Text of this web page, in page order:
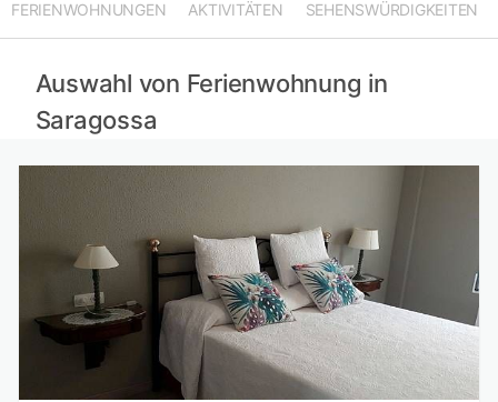
Ferienwohnungen in Lleida mieten
Ferienwohnungen in Hautes-Pyrénées mieten
FERIENWOHNUNGEN AKTIVITÄTEN SEHENSWÜRDIGKEITEN
Auswahl von Ferienwohnung in
Saragossa